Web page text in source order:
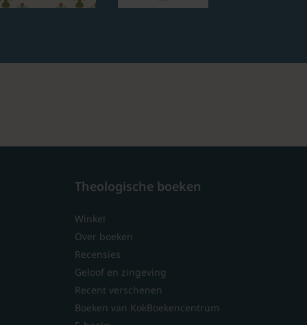
Theologische boeken
Winkel
Over boeken
Recensies
Geloof en zingeving
Recent verschenen
Boeken van KokBoekencentrum